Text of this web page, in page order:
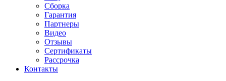
Сборка
Гарантия
Партнеры
Видео
Отзывы
Сертификаты
Рассрочка
Контакты